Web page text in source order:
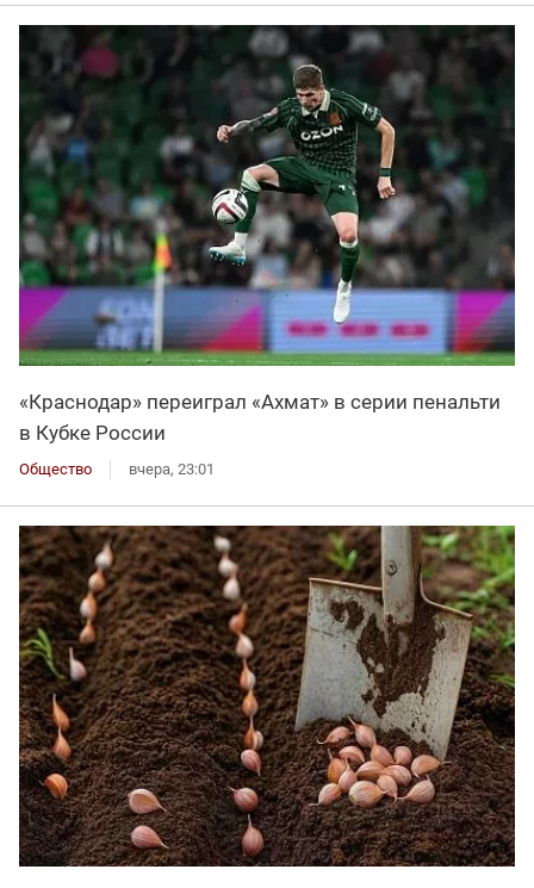
«Краснодар» переиграл «Ахмат» в серии пенальти
в Кубке России
Общество вчера, 23:01